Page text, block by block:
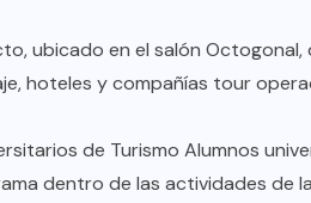
ubicado en el salón
hoteles y compañías tour
de Turismo Alumnos
dentro de las actividades de